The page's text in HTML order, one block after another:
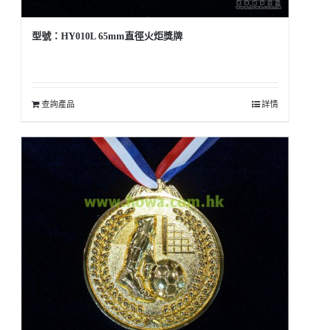
型號：HY010L 65mm直徑火炬獎牌
查詢產品 詳情